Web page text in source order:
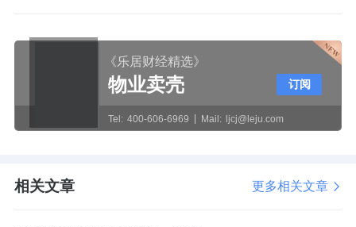
《乐居财经精选》
物业卖壳
Tel: 400-606-6969 Mail: ljcj@leju.com
订阅
相关文章 更多相关文章